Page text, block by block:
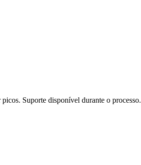
Suporte disponível durante o processo.